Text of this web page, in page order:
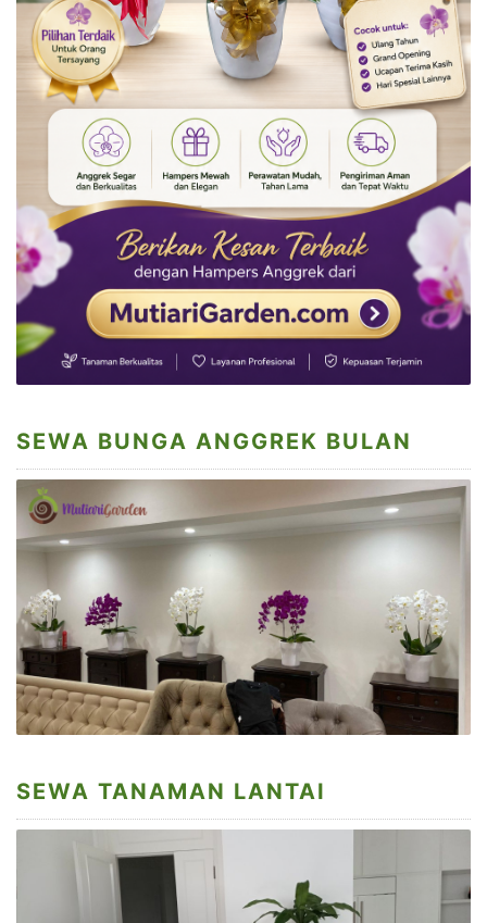
SEWA BUNGA ANGGREK BULAN
SEWA TANAMAN LANTAI